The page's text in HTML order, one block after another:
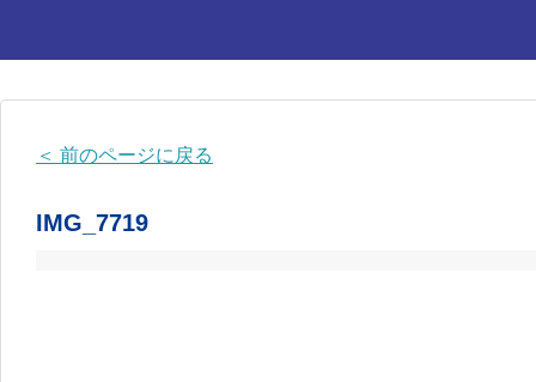
＜ 前のページに戻る
IMG_7719